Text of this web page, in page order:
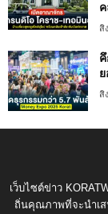
สิ
สิ
เว็บไซต์ข่าว
ถิ่นคุณภาพที่จะนำเส